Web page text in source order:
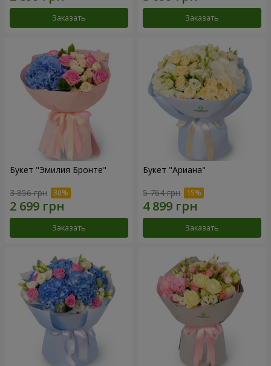
Заказать Заказать
Букет "Эмилия Бронте"
3 856 грн
Заказать
Букет "Ариана"
5 764 грн
Заказать